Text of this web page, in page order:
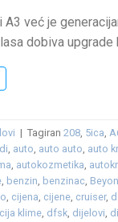
već je
dobiva upgrade
| Tagiran 208, 5ica,
, auto, auto auto, auto
, autokozmetika,
, benzin, benzinac,
, cijena, cijene, cruiser,
klime, dfsk, dijelovi,